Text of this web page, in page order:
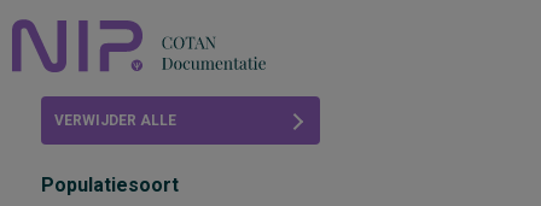
VERWIJDER ALLE
Populatiesoort